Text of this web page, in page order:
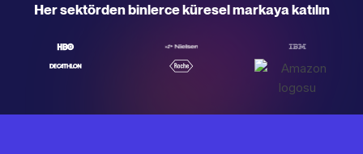
Her sektörden binlerce küresel markaya katılın